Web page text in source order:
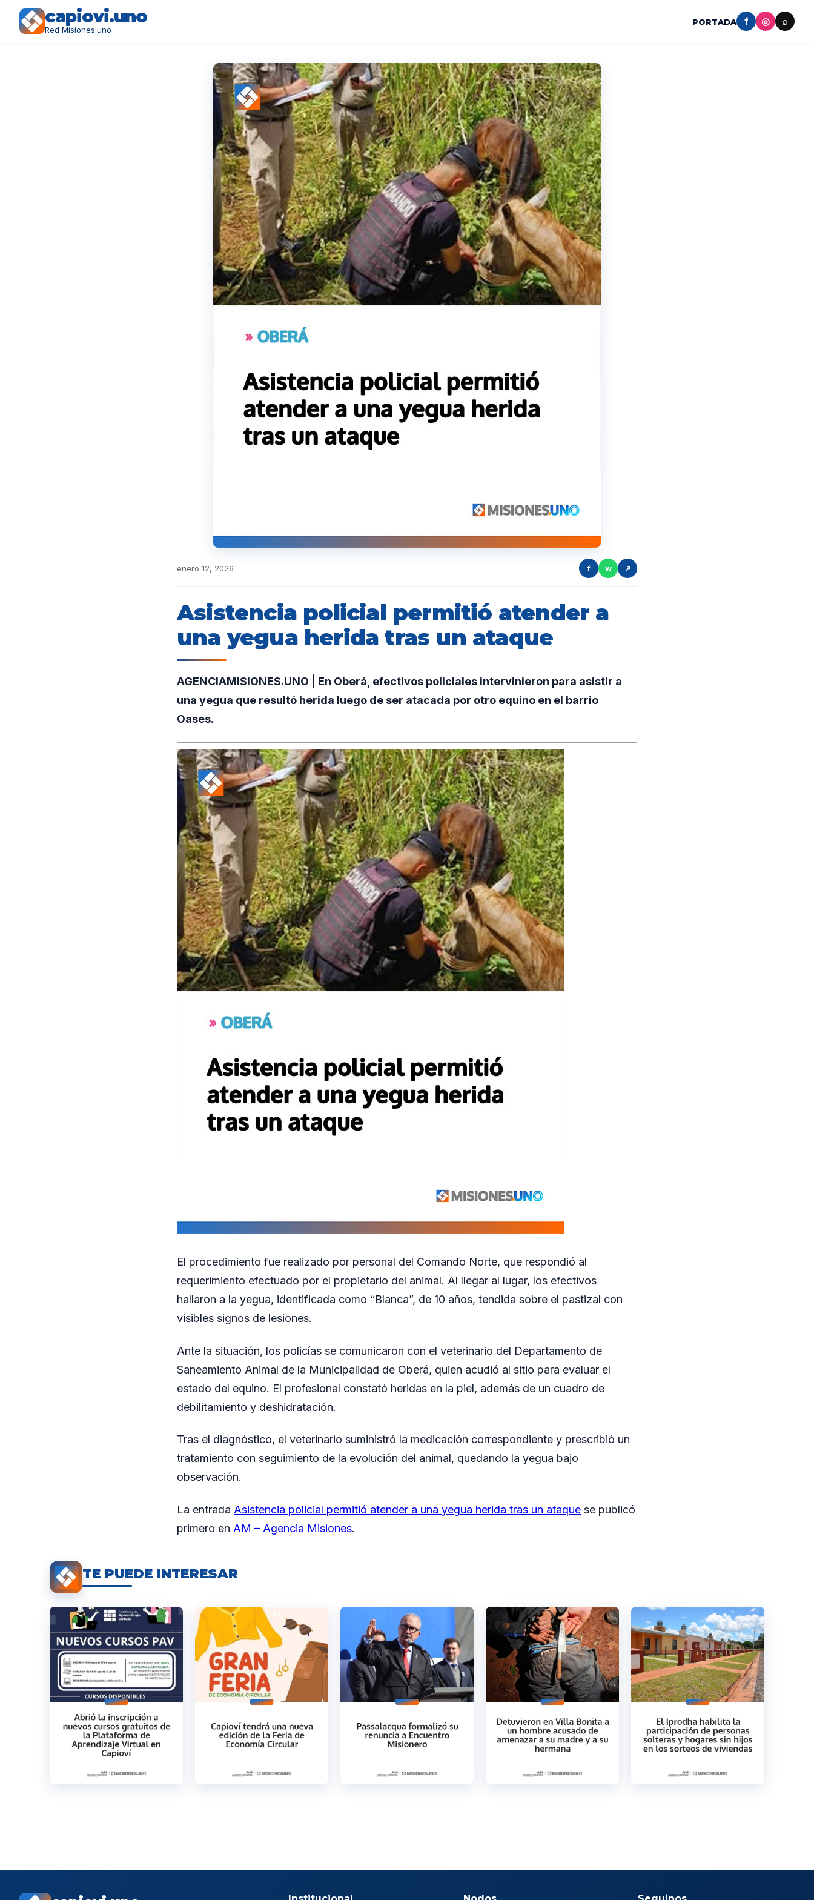
capiovi.uno
Red Misiones.uno
PORTADA f ◎ ⌕
enero 12, 2026 f w ↗
Asistencia policial permitió atender a
una yegua herida tras un ataque
AGENCIAMISIONES.UNO | En Oberá, efectivos policiales intervinieron para asistir a
una yegua que resultó herida luego de ser atacada por otro equino en el barrio
Oases.
El procedimiento fue realizado por personal del Comando Norte, que respondió al
requerimiento efectuado por el propietario del animal. Al llegar al lugar, los efectivos
hallaron a la yegua, identificada como “Blanca”, de 10 años, tendida sobre el pastizal con
visibles signos de lesiones.
Ante la situación, los policías se comunicaron con el veterinario del Departamento de
Saneamiento Animal de la Municipalidad de Oberá, quien acudió al sitio para evaluar el
estado del equino. El profesional constató heridas en la piel, además de un cuadro de
debilitamiento y deshidratación.
Tras el diagnóstico, el veterinario suministró la medicación correspondiente y prescribió un
tratamiento con seguimiento de la evolución del animal, quedando la yegua bajo
observación.
La entrada Asistencia policial permitió atender a una yegua herida tras un ataque se publicó
primero en AM – Agencia Misiones.
TE PUEDE INTERESAR